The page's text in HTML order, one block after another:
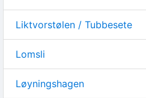
Liktvorstølen / Tubbesete
Lomsli
Løyningshagen